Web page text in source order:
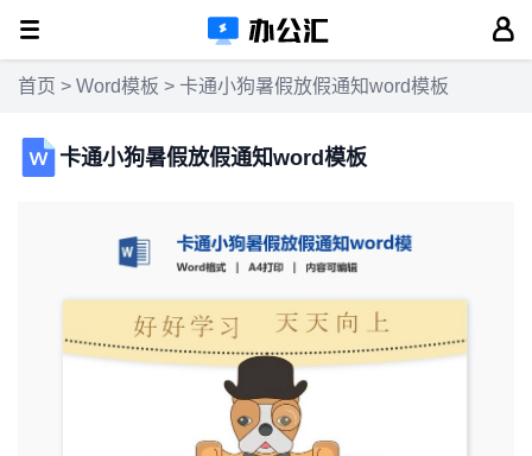
首页 > Word模板 > 卡通小狗暑假放假通知word模板
卡通小狗暑假放假通知word模板